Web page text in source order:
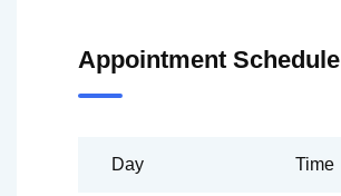
Appointment Schedule
Day Time